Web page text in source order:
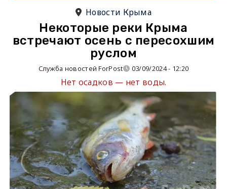
Новости Крыма
Некоторые реки Крыма
встречают осень с пересохшим
руслом
Служба новостей ForPost 03/09/2024 - 12:20
Нет осадков — нет воды.